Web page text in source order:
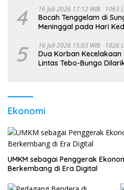
4 16 Juli 2026 17:12 WIB 1063
Bocah Tenggelam di
Meninggal pada Hari
5 16 Juli 2026 15:03 WIB 1026
Dua Korban
Lintas Tebo-Bungo
Ekonomi
UMKM sebagai Penggerak
Berkembang di Era Digital